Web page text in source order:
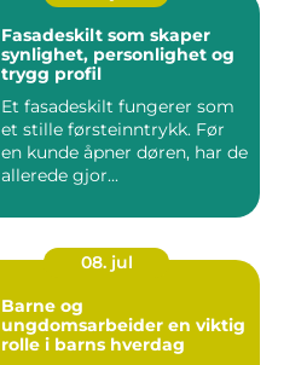
Fasadeskilt som skaper
synlighet, personlighet og
trygg profil
Et fasadeskilt fungerer som
et stille førsteinntrykk. Før
en kunde åpner døren, har de
allerede gjor...
08. jul
Barne og
ungdomsarbeider en viktig
rolle i barns hverdag